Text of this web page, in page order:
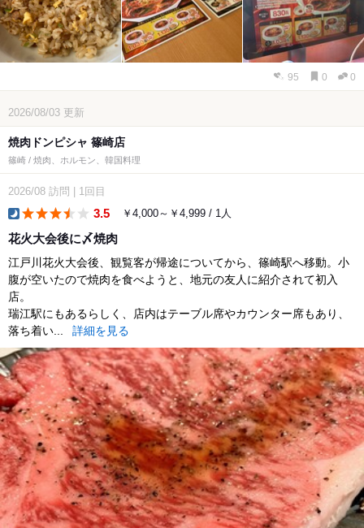
95 0 0
2026/08/03 更新
焼肉ドンピシャ 篠崎店
篠崎 / 焼肉、ホルモン、韓国料理
2026/08 訪問 1回目
3.5 ￥4,000～￥4,999 / 1人
花火大会後に〆焼肉
江戸川花火大会後、観覧客が帰途についてから、篠崎駅へ移動。小
腹が空いたので焼肉を食べようと、地元の友人に紹介されて初入
店。
瑞江駅にもあるらしく、店内はテーブル席やカウンター席もあり、
落ち着い...
詳細を見る